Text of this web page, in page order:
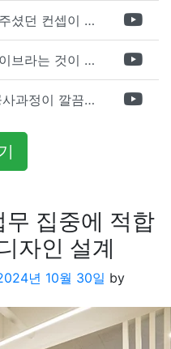
전체적으로 보여주셨던 컨셉이 너무 마음에 들었고 실장님께서 개인적으로 만족감 있는 공사를 하고 있다는 느낌이 좋았습니다.
사람이라는게 바이브라는 것이 다 있고 뽐어져 나오는 에너지가 있다고 생각을 합니다. 사람이 가장중요하기 때문에 처음 만났을때 실장님의 에너지가 좋았고 첫인상으로 업체를 선정하게 되었습니다.
인테리어 전체 공사과정이 깔끔하게 진행이 되었고 공사 후 A/S도 빠르게 충실하게 진행을 해주셨습니다.
집중에 적합
자인 설계
년 10월 30일 by